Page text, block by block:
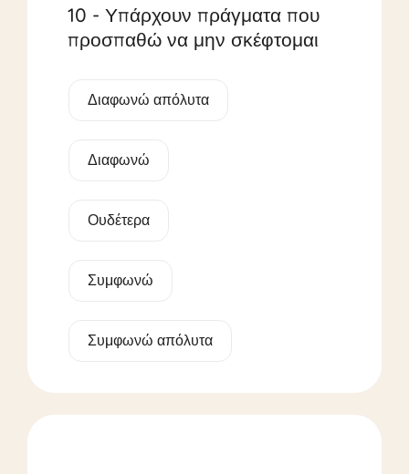
10 - Υπάρχουν πράγματα που
προσπαθώ να μην σκέφτομαι
Διαφωνώ απόλυτα
Διαφωνώ
Ουδέτερα
Συμφωνώ
Συμφωνώ απόλυτα